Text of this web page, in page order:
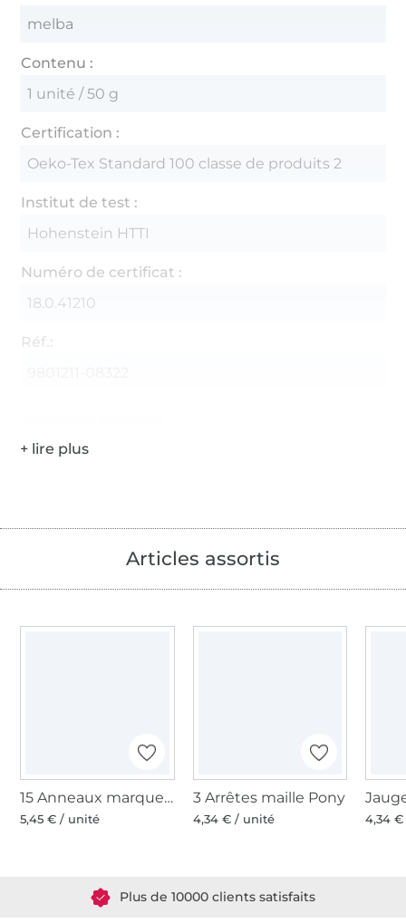
melba
Contenu :
1 unité / 50 g
Certification :
Oeko-Tex Standard 100 classe de produits 2
Institut de test :
Hohenstein HTTI
Numéro de certificat :
18.0.41210
Réf.:
Articles assortis
15 Anneaux marqueurs tricot Pony, avec fermoir
5,45 € / unité
3 Arrêtes maille Pony
4,34 € / unité 4,34